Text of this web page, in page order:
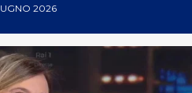
2026